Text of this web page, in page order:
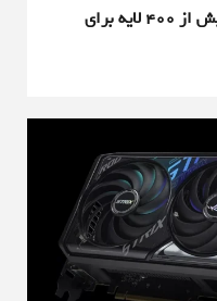
سامسونگ از اولین تراشه حافظه با بیش از ۴۰۰ لایه برای